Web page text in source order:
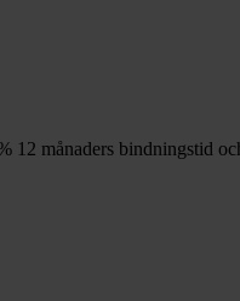
12 månaders bindningstid